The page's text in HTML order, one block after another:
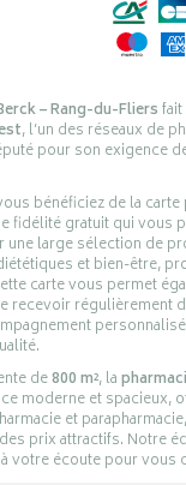
– Rang-du-Fliers
, l’un des réseaux de
pour son exigence
bénéficiez de la
fidélité gratuit qui vous
une large sélection de
et bien-être,
carte vous permet
recevoir régulièrement
de800 m², la
moderne et spacieux,
et
prix attractifs. Notre
votre écoute pour vous